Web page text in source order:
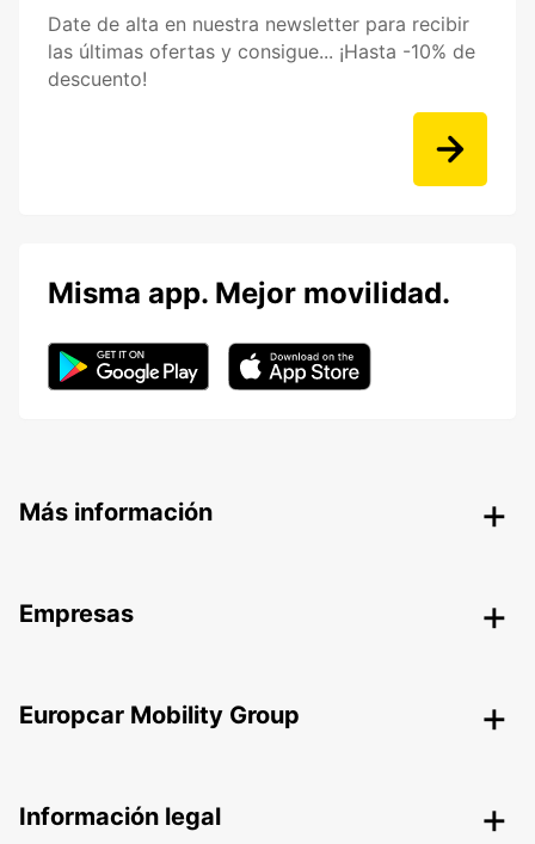
Date de alta en nuestra newsletter para recibir
las últimas ofertas y consigue... ¡Hasta -10% de
descuento!
Misma app. Mejor movilidad.
Más información
Empresas
Europcar Mobility Group
Información legal